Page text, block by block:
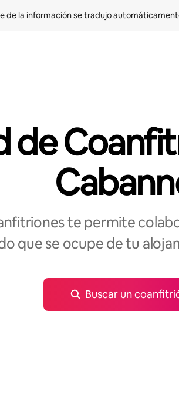
de la información se tradujo
de
te permite
que se ocupe de tu
Buscar un